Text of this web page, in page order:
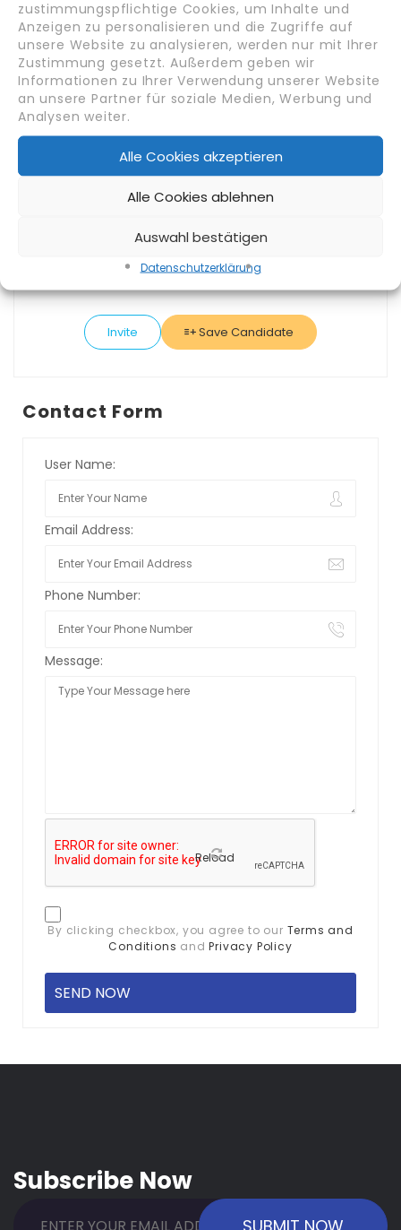
zustimmungspflichtige Cookies, um Inhalte und
Anzeigen zu personalisieren und die Zugriffe auf
unsere Website zu analysieren, werden nur mit Ihrer
Zustimmung gesetzt. Außerdem geben wir
Informationen zu Ihrer Verwendung unserer Website
an unsere Partner für soziale Medien, Werbung und
Analysen weiter.
Alle Cookies akzeptieren
Alle Cookies ablehnen
Auswahl bestätigen
Datenschutz­erklärung
Gehaltsvorstellung
1500
Geschlecht
Männlich
Branche
Invite Save Candidate
Contact Form
User Name:
Email Address:
Phone Number:
Message:
Reload
By clicking checkbox, you agree to our Terms and
Conditions andPrivacy Policy
Subscribe Now